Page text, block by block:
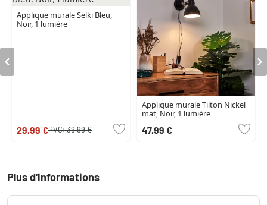
Applique murale Selki Bleu,
Noir, 1 lumière
29,99 €PVC:39,99 €
Applique murale Tilton Nickel
mat, Noir, 1 lumière
47,99 €
Plus d'informations